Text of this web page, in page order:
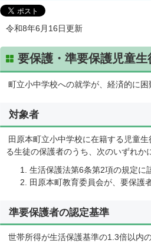
令和8年6月16日更新
要保護・準要保護児童生
町立小中学校への就学が、経済的に
対象者
田原本町立小中学校に在籍する児童
る生徒の保護者のうち、次のいずれか
生活保護法第6条第2項の規定に
田原本町教育委員会が、要保護
準要保護者の認定基準
世帯所得が生活保護基準の1.3倍以内の